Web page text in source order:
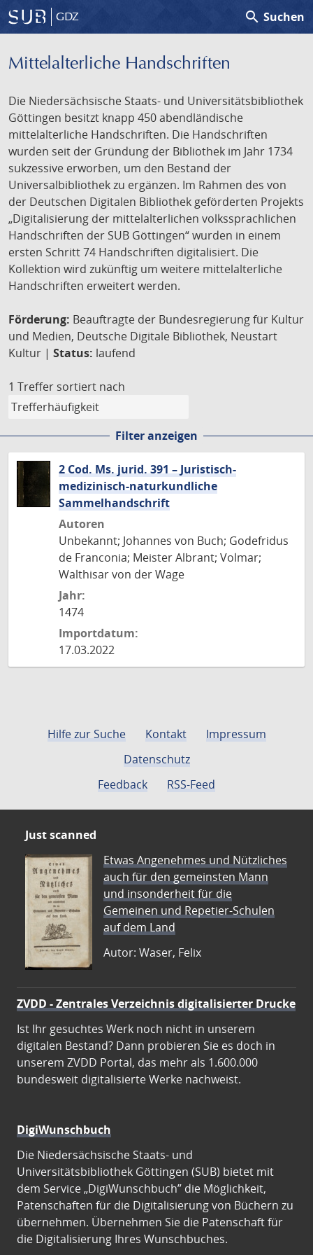
GDZ search Suchen
Mittelalterliche Handschriften
Die Niedersächsische Staats- und Universitätsbibliothek
Göttingen besitzt knapp 450 abendländische
mittelalterliche Handschriften. Die Handschriften
wurden seit der Gründung der Bibliothek im Jahr 1734
sukzessive erworben, um den Bestand der
Universalbibliothek zu ergänzen. Im Rahmen des von
der Deutschen Digitalen Bibliothek geförderten Projekts
„Digitalisierung der mittelalterlichen volkssprachlichen
Handschriften der SUB Göttingen“ wurden in einem
ersten Schritt 74 Handschriften digitalisiert. Die
Kollektion wird zukünftig um weitere mittelalterliche
Handschriften erweitert werden.
Förderung: Beauftragte der Bundesregierung für Kultur
und Medien, Deutsche Digitale Bibliothek, Neustart
Kultur | Status: laufend
1 Treffer sortiert nach
Filter anzeigen
2 Cod. Ms. jurid. 391 – Juristisch-
medizinisch-naturkundliche
Sammelhandschrift
Autoren
Unbekannt; Johannes von Buch; Godefridus
de Franconia; Meister Albrant; Volmar;
Walthisar von der Wage
Jahr:
1474
Importdatum:
17.03.2022
Hilfe zur Suche Kontakt
Impressum
Datenschutz
Feedback
RSS-Feed
Just scanned
Etwas Angenehmes und Nützliches
auch für den gemeinsten Mann
und insonderheit für die
Gemeinen und Repetier-Schulen
auf dem Land
Autor: Waser, Felix
ZVDD - Zentrales Verzeichnis digitalisierter Drucke
Ist Ihr gesuchtes Werk noch nicht in unserem
digitalen Bestand? Dann probieren Sie es doch in
unserem ZVDD Portal, das mehr als 1.600.000
bundesweit digitalisierte Werke nachweist.
DigiWunschbuch
Die Niedersächsische Staats- und
Universitätsbibliothek Göttingen (SUB) bietet mit
dem Service „DigiWunschbuch” die Möglichkeit,
Patenschaften für die Digitalisierung von Büchern zu
übernehmen. Übernehmen Sie die Patenschaft für
die Digitalisierung Ihres Wunschbuches.